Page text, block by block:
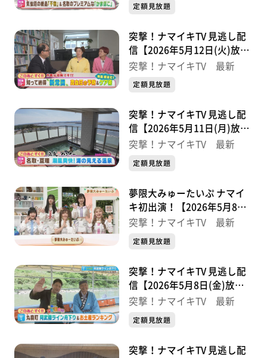
定額見放題
突撃！ナマイキTV 見逃し配
信【2026年5月12日(火)放送
分】
突撃！ナマイキTV 最新
定額見放題
突撃！ナマイキTV 見逃し配
信【2026年5月11日(月)放送
分】
突撃！ナマイキTV 最新
定額見放題
夢限大みゅーたいぷ ナマイ
キ初出演！【2026年5月8日
(金)放送分】
突撃！ナマイキTV 最新
定額見放題
突撃！ナマイキTV 見逃し配
信【2026年5月8日(金)放送
分】
突撃！ナマイキTV 最新
定額見放題
突撃！ナマイキTV 見逃し配